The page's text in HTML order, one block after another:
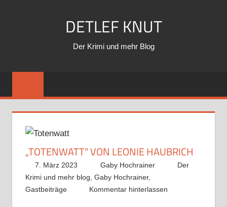
DETLEF KNUT
Der Krimi und mehr Blog
„TOTENWATT“ VON LEONIE HAUBRICH
7. März 2023 Gaby Hochrainer
Der
Krimi und mehr blog, Gaby Hochrainer,
Gastbeiträge
Kommentar hinterlassen